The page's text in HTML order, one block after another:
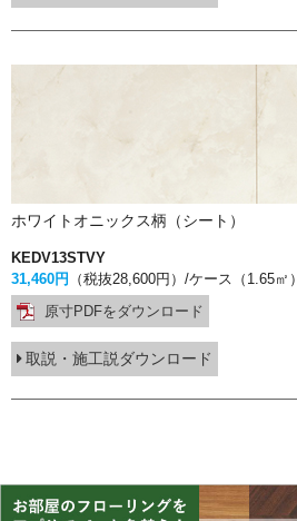
ホワイトオニックス柄（シート）
KEDV13STVY
31,460円
（税抜28,600円） /ケース（1.65㎡）
原寸PDFをダウンロード
取説・施工説ダウンロード